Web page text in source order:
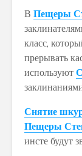
В Пещеры
класс,
прерывать
используют
Снятие
Пещеры
инсте будут